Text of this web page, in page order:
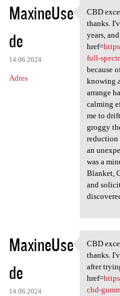
MaxineUse
de
14.06.2024
Adres
CBD
CBD
thanks.
years,
href=
full-
because
knowing
arrange
calming
me to
groggy
reduction
an
was a
Blanket,
and
MaxineUse
de
14.06.2024
CBD
CBD
thanks.
after
href=
cbd-